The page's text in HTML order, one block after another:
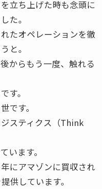
立ち上げた時も念頭に
た。
たオペレーションを徹
と。
からもう一度、触れる
す。
です。
スティクス（Think
います。
にアマゾンに買収され
供しています。